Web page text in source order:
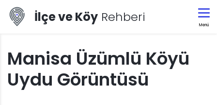
İlçe ve Köy Rehberi
Menü
Manisa Üzümlü Köyü
Uydu Görüntüsü